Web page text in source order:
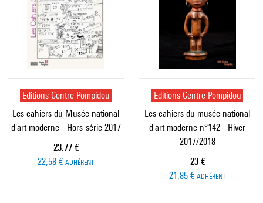
Editions Centre Pompidou
Les cahiers du Musée national
d'art moderne - Hors-série 2017
Prix ​​actuel
23,77 €
22,58 € ADHÉRENT
Editions Centre Pompidou
Les cahiers du musée national
d'art moderne n°142 - Hiver
2017/2018
Prix ​​actuel
23 €
21,85 € ADHÉRENT